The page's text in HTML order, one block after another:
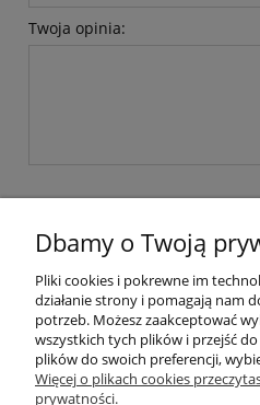
Twoja opinia:
Moje
Dbamy o Twoją
Pliki cookies i pokrewne im
działanie strony i pomagają nam
potrzeb. Możesz zaakceptować
wszystkich tych plików i przejść
plików do swoich preferencji,
Więcej o plikach cookies
prywatności.